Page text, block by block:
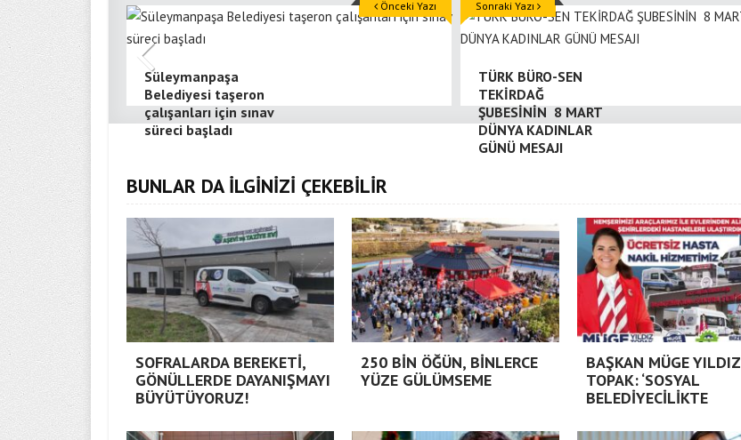
Süleymanpaşa
Belediyesi taşeron
çalışanları için sınav
süreci başladı
Önceki Yazı
TÜRK BÜRO-SEN
TEKİRDAĞ
ŞUBESİNİN 8 MART
DÜNYA KADINLAR
GÜNÜ MESAJI
Sonraki Yazı
BUNLAR DA İLGİNİZİ ÇEKEBİLİR
SOFRALARDA BEREKETİ,
GÖNÜLLERDE DAYANIŞMAYI
BÜYÜTÜYORUZ!
250 BİN ÖĞÜN, BİNLERCE
YÜZE GÜLÜMSEME
BAŞKAN MÜGE YILDIZ
TOPAK: ‘SOSYAL
BELEDİYECİLİKTE